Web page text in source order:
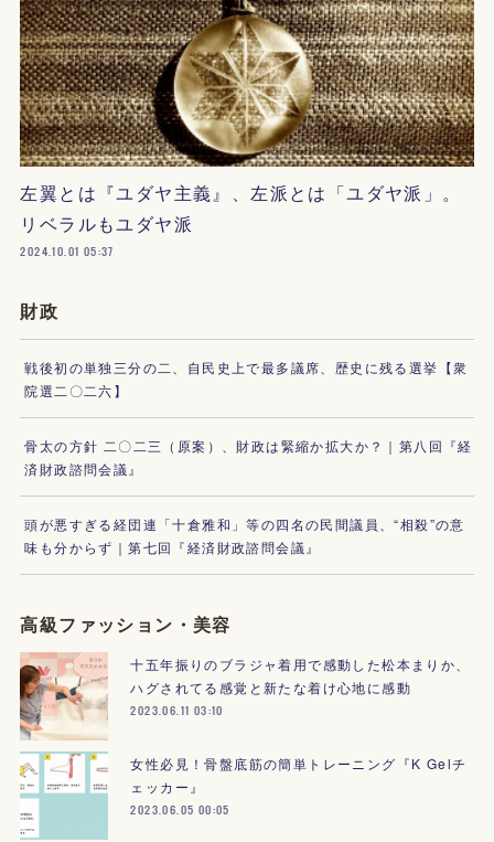
左翼とは『ユダヤ主義』、左派とは「ユダヤ派」。
リベラルもユダヤ派
2024.10.01 05:37
財政
戦後初の単独三分の二、自民史上で最多議席、歴史に残る選挙【衆
院選二〇二六】
骨太の方針 二〇二三（原案）、財政は緊縮か拡大か？｜第八回『経
済財政諮問会議』
頭が悪すぎる経団連「十倉雅和」等の四名の民間議員、“相殺”の意
味も分からず｜第七回『経済財政諮問会議』
高級ファッション・美容
十五年振りのブラジャ着用で感動した松本まりか、
ハグされてる感覚と新たな着け心地に感動
2023.06.11 03:10
女性必見！骨盤底筋の簡単トレーニング『K Gelチ
ェッカー』
2023.06.05 00:05